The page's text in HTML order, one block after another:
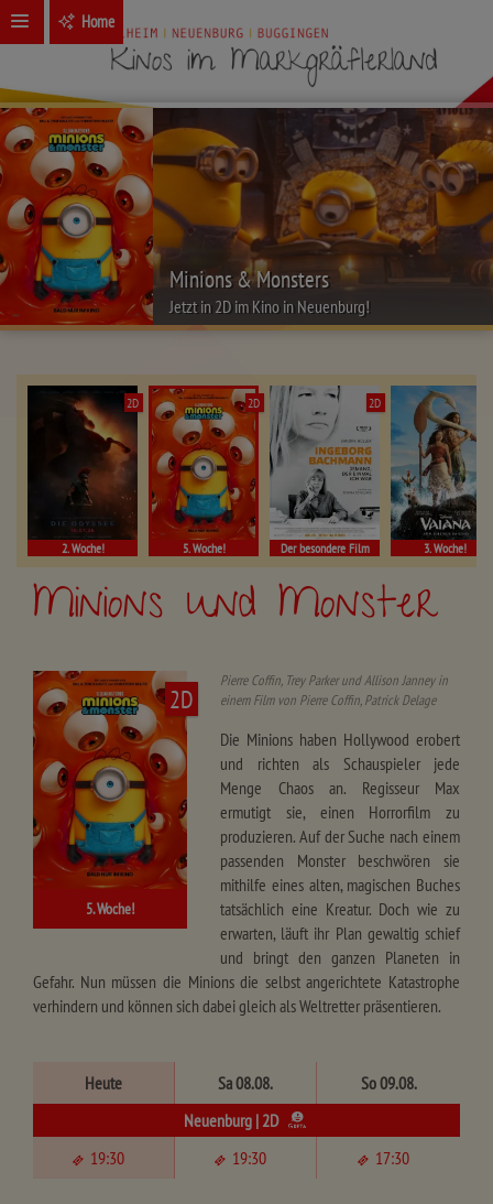
Home
Minions & Monsters
Jetzt in 2D im Kino in Neuenburg!
2D
2. Woche!
2D
5. Woche!
2D
Der besondere Film 3. Woche!
Minions und Monster
2D
5. Woche!
Pierre Coffin, Trey Parker und Allison Janney in
einem Film von Pierre Coffin, Patrick Delage
Die Minions haben Hollywood erobert
und richten als Schauspieler jede
Menge Chaos an. Regisseur Max
ermutigt sie, einen Horrorfilm zu
produzieren. Auf der Suche nach einem
passenden Monster beschwören sie
mithilfe eines alten, magischen Buches
tatsächlich eine Kreatur. Doch wie zu
erwarten, läuft ihr Plan gewaltig schief
und bringt den ganzen Planeten in
Gefahr. Nun müssen die Minions die selbst angerichtete Katastrophe
verhindern und können sich dabei gleich als Weltretter präsentieren.
Heute Sa 08.08. So 09.08.
19:30 19:30 17:30
Neuenburg | 2D